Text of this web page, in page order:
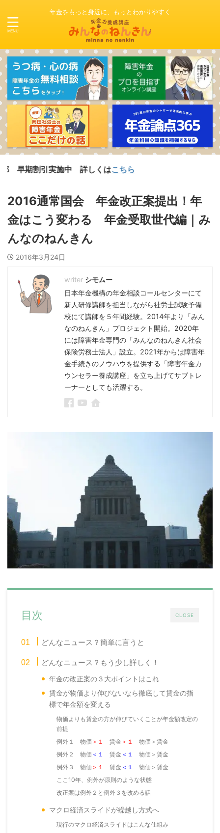
年金をもっと身近に、もっとわかりやすく
実施中 詳しくはこちら
2016通常国会 年金改正案提出！年
金はこう変わる 年金受取世代編｜み
んなのねんきん
2016年3月24日
シモムー
日本年金機構の年金相談コールセンターにて
新人研修講師を担当しながら社労士試験予備
校にて講師を５年間経験。2014年より「みん
なのねんきん」プロジェクト開始。2020年
には障害年金専門の「みんなのねんきん社会
保険労務士法人」設立。2021年からは障害年
金手続きのノウハウを提供する「障害年金カ
ウンセラー養成講座」を立ち上げてサブトレ
ーナーとしても活躍する。
CLOSE
目次
どんなニュース？簡単に言うと
どんなニュース？もう少し詳しく！
年金の改正案の３大ポイントはこれ
賃金が物価より伸びないなら徹底して賃金の指
標で年金額を変える
物価よりも賃金の方が伸びていくことが年金額改定の
前提
例外１ 物価 ＞１ 賃金 ＞１
物価＞賃金
例外２ 物価 ＜１ 賃金 ＜１
物価＞賃金
例外３ 物価 ＞１ 賃金 ＜１
物価＞賃金
ここ10年、例外が原則のような状態
改正案は例外２と例外３を改める話
マクロ経済スライドが繰越し方式へ
現行のマクロ経済スライドはこんな仕組み